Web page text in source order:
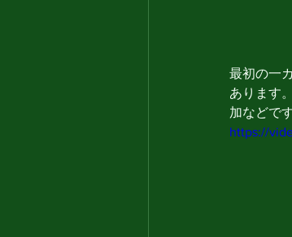
最初の一
あります
加などです
https://